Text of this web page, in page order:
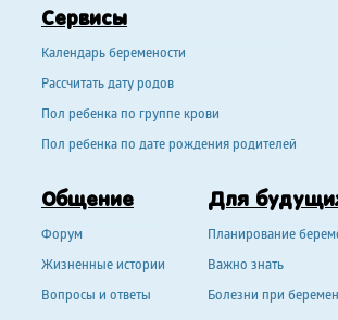
Сервисы
Календарь беремености
Рассчитать дату родов
Пол ребенка по группе крови
Пол ребенка по дате рождения родителей
Общение
Форум
Жизненные истории
Вопросы и ответы
Для
Планирование
Важно знать
Болезни при